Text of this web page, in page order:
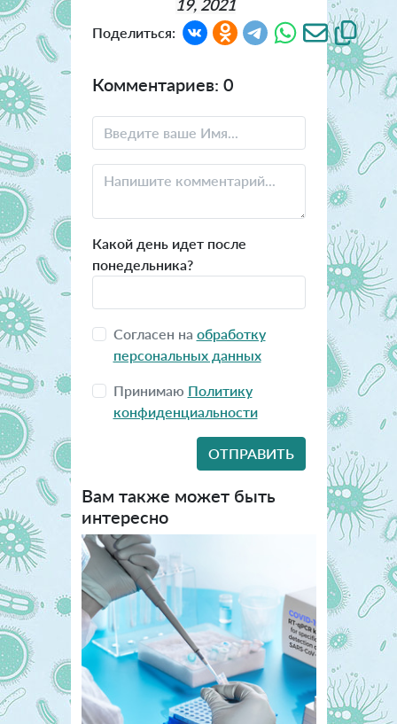
19, 2021
Поделиться:
Комментариев: 0
Какой день идет после
понедельника?
Согласен на обработку
персональных данных
Принимаю Политику
конфиденциальности
Вам также может быть
интересно